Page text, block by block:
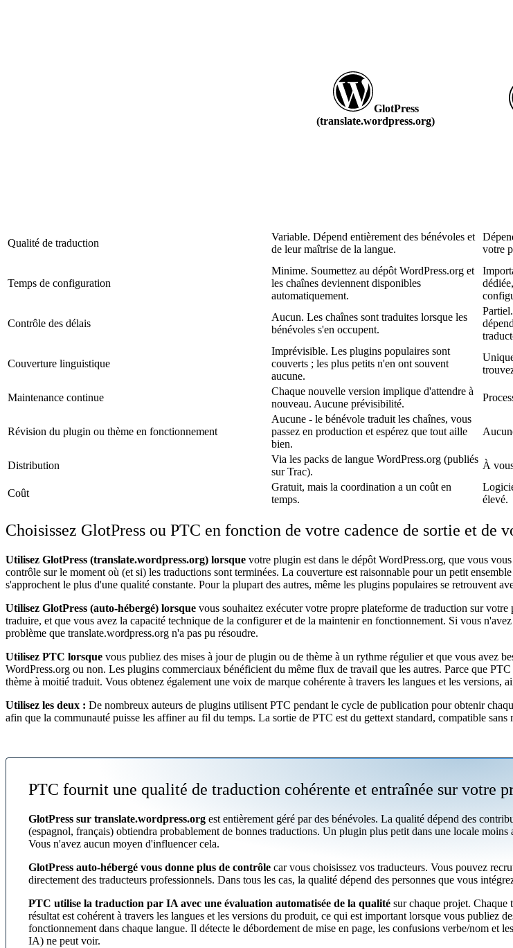
GlotPress
(translate.wordpress.org)
Qualité de traduction
Variable. Dépend entièrement des bénévoles et
de leur maîtrise de la langue.
votre
Temps de configuration
Minime. Soumettez au dépôt WordPress.org et
les chaînes deviennent disponibles
automatiquement.
Contrôle des délais
Aucun. Les chaînes sont traduites lorsque les
bénévoles s'en occupent.
Couverture linguistique
Imprévisible. Les plugins populaires sont
couverts ; les plus petits n'en ont souvent
aucune.
Maintenance continue
Chaque nouvelle version implique d'attendre à
nouveau. Aucune prévisibilité.
Révision du plugin ou thème en fonctionnement
Aucune - le bénévole traduit les chaînes, vous
passez en production et espérez que tout aille
bien.
Distribution
Via les packs de langue WordPress.org (publiés
sur Trac).
À
Coût
Gratuit, mais la coordination a un coût en
temps.
élevé.
Choisissez GlotPress ou PTC en fonction de votre cadence de sortie et de
Utilisez GlotPress (translate.wordpress.org) lorsque votre plugin est dans le dépôt WordPress.org, que vous
contrôle sur le moment où (et si) les traductions sont terminées. La couverture est raisonnable pour un petit
s'approchent le plus d'une qualité constante. Pour la plupart des autres, même les plugins populaires se retrouvent
Utilisez GlotPress (auto-hébergé) lorsque vous souhaitez exécuter votre propre plateforme de traduction sur
traduire, et que vous avez la capacité technique de la configurer et de la maintenir en fonctionnement. Si vous
problème que translate.wordpress.org n'a pas pu résoudre.
Utilisez PTC lorsque vous publiez des mises à jour de plugin ou de thème à un rythme régulier et que vous avez
WordPress.org ou non. Les plugins commerciaux bénéficient du même flux de travail que les autres. Parce que
thème à moitié traduit. Vous obtenez également une voix de marque cohérente à travers les langues et les
Utilisez les deux : De nombreux auteurs de plugins utilisent PTC pendant le cycle de publication pour obtenir
afin que la communauté puisse les affiner au fil du temps. La sortie de PTC est du gettext standard, compatible sans
PTC fournit une qualité de traduction cohérente et entraînée sur votre
GlotPress sur translate.wordpress.org est entièrement géré par des bénévoles. La qualité dépend des
(espagnol, français) obtiendra probablement de bonnes traductions. Un plugin plus petit dans une locale
Vous n'avez aucun moyen d'influencer cela.
GlotPress auto-hébergé vous donne plus de contrôle car vous choisissez vos traducteurs. Vous pouvez
directement des traducteurs professionnels. Dans tous les cas, la qualité dépend des personnes que vous
PTC utilise la traduction par IA avec une évaluation automatisée de la qualité sur chaque projet. Chaque
résultat est cohérent à travers les langues et les versions du produit, ce qui est important lorsque vous publiez
fonctionnement dans chaque langue. Il détecte le débordement de mise en page, les confusions verbe/nom et
IA) ne peut voir.